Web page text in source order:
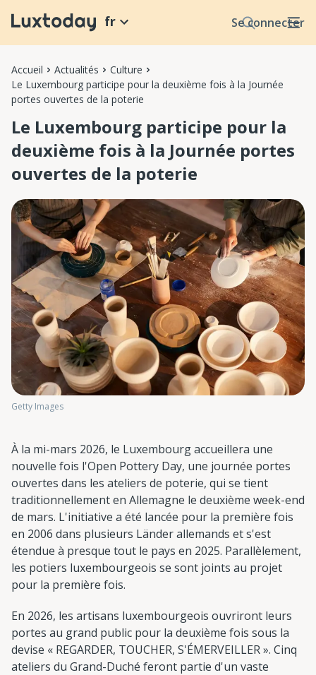
Se connecter
fr
Accueil Actualités
Culture
Le Luxembourg participe pour la deuxième fois à la Journée
portes ouvertes de la poterie
Le Luxembourg participe pour la
deuxième fois à la Journée portes
ouvertes de la poterie
Getty Images
À la mi-mars 2026, le Luxembourg accueillera une
nouvelle fois l'Open Pottery Day, une journée portes
ouvertes dans les ateliers de poterie, qui se tient
traditionnellement en Allemagne le deuxième week-end
de mars. L'initiative a été lancée pour la première fois
en 2006 dans plusieurs Länder allemands et s'est
étendue à presque tout le pays en 2025. Parallèlement,
les potiers luxembourgeois se sont joints au projet
pour la première fois.
En 2026, les artisans luxembourgeois ouvriront leurs
portes au grand public pour la deuxième fois sous la
devise « REGARDER, TOUCHER, S'ÉMERVEILLER ». Cinq
ateliers du Grand-Duché feront partie d'un vaste